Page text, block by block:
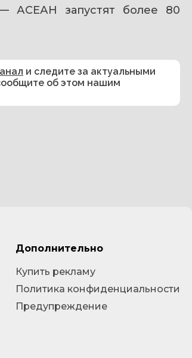
АСЕАН запустят более 80
и следите за актуальными
об этом нашим
Дополнительно
Купить рекламу
Политика конфиденциальности
Предупреждение